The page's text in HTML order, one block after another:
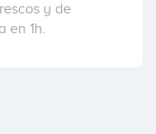
y de
en 1h.